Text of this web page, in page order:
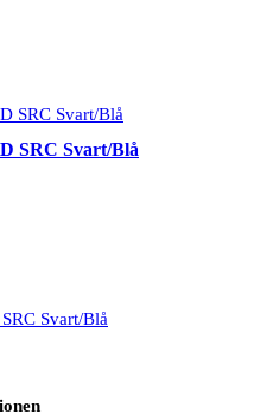
SRC Svart/Blå
Svart/Blå